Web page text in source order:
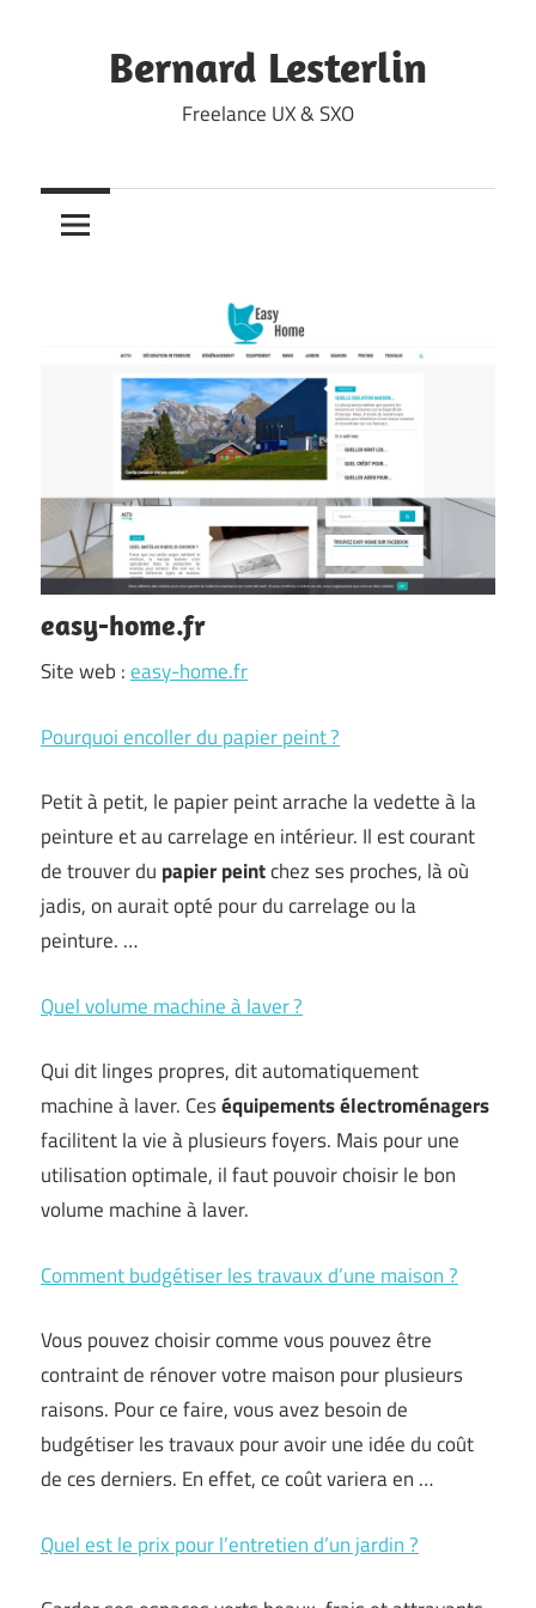
Bernard Lesterlin
Freelance UX & SXO
easy-home.fr
Site web :easy-home.fr
Pourquoi encoller du papier peint ?
Petit à petit, le papier peint arrache la vedette à la
peinture et au carrelage en intérieur. Il est courant
de trouver du papier peintchez ses proches, là où
jadis, on aurait opté pour du carrelage ou la
peinture. …
Quel volume machine à laver ?
Qui dit linges propres, dit automatiquement
machine à laver. Ceséquipements électroménagers
facilitent la vie à plusieurs foyers. Mais pour une
utilisation optimale, il faut pouvoir choisir le bon
volume machine à laver.
Comment budgétiser les travaux d’une maison ?
Vous pouvez choisir comme vous pouvez être
contraint de rénover votre maison pour plusieurs
raisons. Pour ce faire, vous avez besoin de
budgétiser les travaux pour avoir une idée du coût
de ces derniers. En effet, ce coût variera en …
Quel est le prix pour l’entretien d’un jardin ?